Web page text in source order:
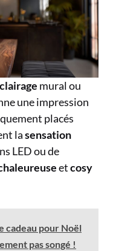
mural ou
une impression
placés
lasensation
LED ou de
etcosy
cadeau pour Noël
pas songé !